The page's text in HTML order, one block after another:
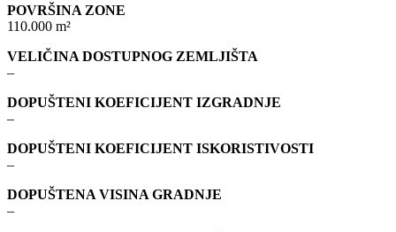
POVRŠINA ZONE
110.000 m²
VELIČINA DOSTUPNOG ZEMLJIŠTA
–
DOPUŠTENI KOEFICIJENT IZGRADNJE
–
DOPUŠTENI KOEFICIJENT ISKORISTIVOSTI
–
DOPUŠTENA VISINA GRADNJE
–